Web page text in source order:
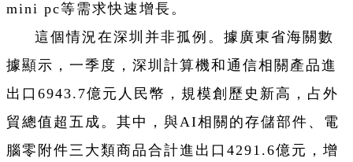
mini pc等需求快速增長。
這個情況在深圳并非孤例。據廣東省海關數
據顯示，一季度，深圳計算機和通信相關產品進
出口6943.7億元人民幣，規模創歷史新高，占外
貿總值超五成。其中，與AI相關的存儲部件、電
腦零附件三大類商品合計進出口4291.6億元，增